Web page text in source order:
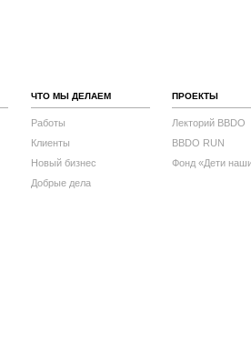
ЧТО МЫ ДЕЛАЕМ
Работы
Клиенты
Новый бизнес
Добрые дела
ПРОЕКТЫ
Лекторий BBDO
BBDO RUN
Фонд «Дети